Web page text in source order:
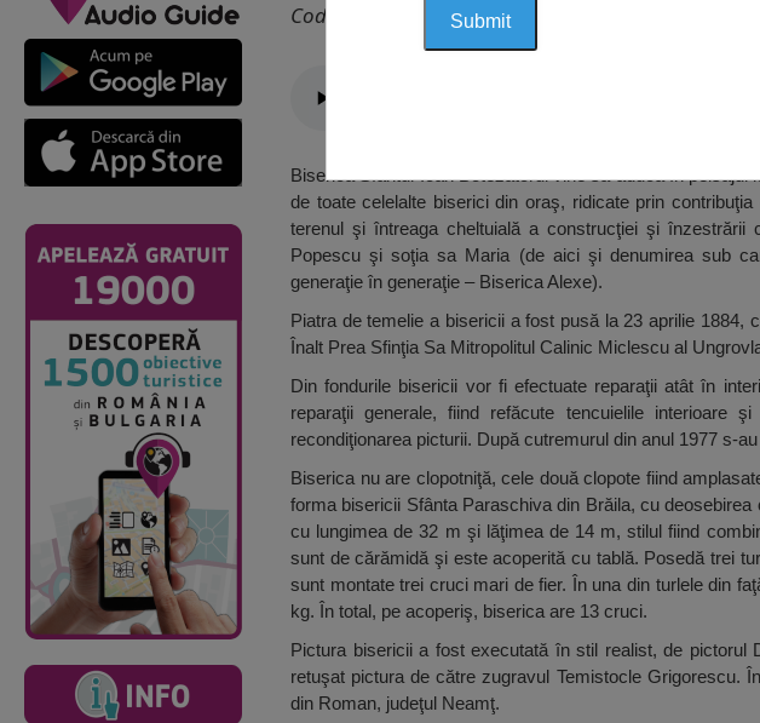
Cod 1239
Biserica Sfântul Ioan Botezătorul vine să aducă în
de toate celelalte biserici din oraş, ridicate prin
terenul şi întreaga cheltuială a construcţiei şi
Popescu şi soţia sa Maria (de aici şi denumirea sub
generaţie în generaţie – Biserica Alexe).
Piatra de temelie a bisericii a fost pusă la 23 aprilie
Înalt Prea Sfinţia Sa Mitropolitul Calinic Miclescu al
Din fondurile bisericii vor fi efectuate reparaţii atât în
reparaţii generale, fiind refăcute tencuielile interioare
recondiţionarea picturii. După cutremurul din anul 1977 s-
Biserica nu are clopotniţă, cele două clopote fiind
forma bisericii Sfânta Paraschiva din Brăila, cu
cu lungimea de 32 m şi lăţimea de 14 m, stilul fiind
sunt de cărămidă şi este acoperită cu tablă. Posedă trei
sunt montate trei cruci mari de fier. În una din turlele din
kg. În total, pe acoperiş, biserica are 13 cruci.
Pictura bisericii a fost executată în stil realist, de
retuşat pictura de către zugravul Temistocle Grigorescu.
din Roman, judeţul Neamţ.